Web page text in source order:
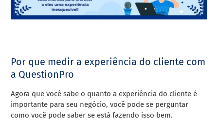
Por que medir a experiência do cliente com
a QuestionPro
Agora que você sabe o quanto a experiência do cliente é
importante para seu negócio, você pode se perguntar
como você pode saber se está fazendo isso bem.